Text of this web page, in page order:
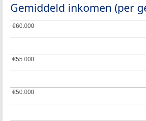
Gemiddeld inkomen (per
€50.000
€50.000
€55.000
€55.000
€60.000
€60.000